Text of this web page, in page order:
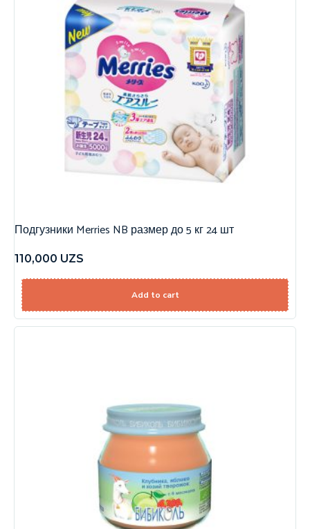
Подгузники Merries NB размер до 5 кг 24 шт
110,000 UZS
Add to cart